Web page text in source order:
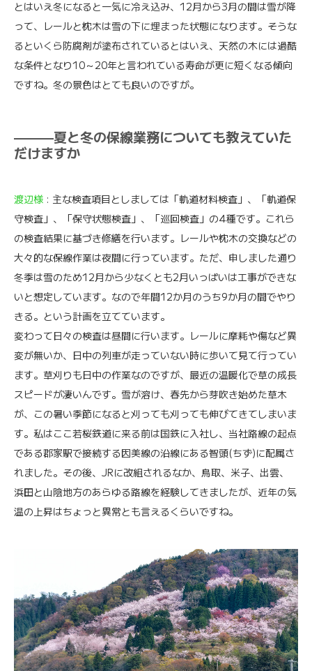
とはいえ冬になると一気に冷え込み、12月から3月の間は雪が降
って、レールと枕木は雪の下に埋まった状態になります。そうな
るといくら防腐剤が塗布されているとはいえ、天然の木には過酷
な条件となり10～20年と言われている寿命が更に短くなる傾向
ですね。冬の景色はとても良いのですが。
———夏と冬の保線業務についても教えていた
だけますか
渡辺様 : 主な検査項目としましては「軌道材料検査」、「軌道保
守検査」、「保守状態検査」、「巡回検査」の4種です。これら
の検査結果に基づき修繕を行います。レールや枕木の交換などの
大々的な保線作業は夜間に行っています。ただ、申しました通り
冬季は雪のため12月から少なくとも2月いっぱいは工事ができな
いと想定しています。なので年間12か月のうち9か月の間でやり
きる。という計画を立てています。
変わって日々の検査は昼間に行います。レールに摩耗や傷など異
変が無いか、日中の列車が走っていない時に歩いて見て行ってい
ます。草刈りも日中の作業なのですが、最近の温暖化で草の成長
スピードが凄いんです。雪が溶け、春先から芽吹き始めた草木
が、この暑い季節になると刈っても刈っても伸びてきてしまいま
す。私はここ若桜鉄道に来る前は国鉄に入社し、当社路線の起点
である郡家駅で接続する因美線の沿線にある智頭(ちず)に配属さ
れました。その後、JRに改組されるなか、鳥取、米子、出雲、
浜田と山陰地方のあらゆる路線を経験してきましたが、近年の気
温の上昇はちょっと異常とも言えるくらいですね。